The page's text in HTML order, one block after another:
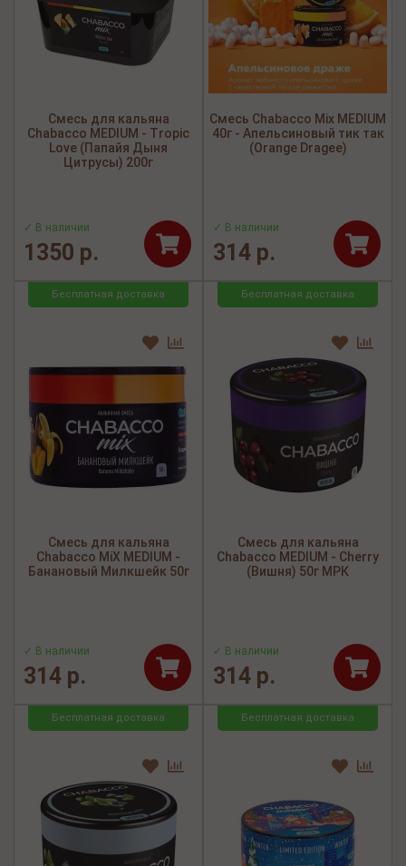
Смесь для кальяна
Chabacco MEDIUM - Tropic
Love (Папайя Дыня
Цитрусы) 200г
✓ В наличии
1350 р.
Смесь Chabacco Mix MEDIUM
40г - Апельсиновый тик так
(Orange Dragee)
✓ В наличии
314 р.
Бесплатная доставка
Смесь для кальяна
Chabacco MiX MEDIUM -
Банановый Милкшейк 50г
✓ В наличии
314 р.
Бесплатная доставка
Смесь для кальяна
Chabacco MEDIUM - Cherry
(Вишня) 50г МРК
✓ В наличии
314 р.
Бесплатная доставка Бесплатная доставка